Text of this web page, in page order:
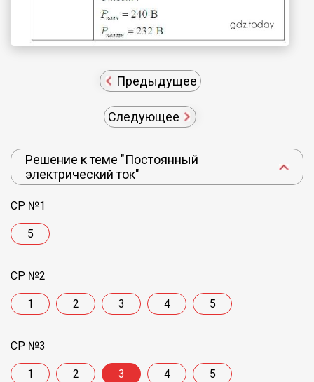
Предыдущее
Следующее
Решение к теме "Постоянный
электрический ток"
СР №1
5
СР №2
1 2 3 4 5
СР №3
1 2 3 4 5